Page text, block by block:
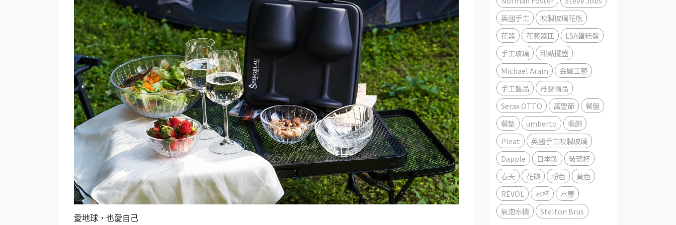
愛地球，也愛自己
英國手工
吹製玻璃花瓶
花器
花藝器皿
LSA蛋糕盤
手工玻璃
甜點擺盤
Michael Aram
金屬工藝
手工藝品
丹麥精品
Serax OTTO
萬聖節
餐盤
餐墊
umberto
擺飾
Pleat
英國手工吹製玻璃
Dapple
日本製
玻璃杯
春天
花瓣 粉色
黃色
REVOL
水杯
水壺
氣泡水機
Stelton Brus